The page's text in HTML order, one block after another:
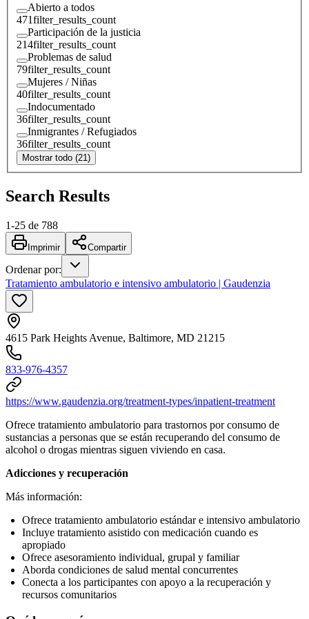
Abierto a todos
471filter_results_count
Participación de la justicia
214filter_results_count
Problemas de salud
79filter_results_count
Mujeres / Niñas
40filter_results_count
Indocumentado
36filter_results_count
Inmigrantes / Refugiados
36filter_results_count
Mostrar todo (21)
Search Results
1-25 de 788
Imprimir Compartir
Ordenar por:
Tratamiento ambulatorio e intensivo ambulatorio | Gaudenzia
4615 Park Heights Avenue, Baltimore, MD 21215
833-976-4357
https://www.gaudenzia.org/treatment-types/inpatient-treatment
Ofrece tratamiento ambulatorio para trastornos por consumo de
sustancias a personas que se están recuperando del consumo de
alcohol o drogas mientras siguen viviendo en casa.
Adicciones y recuperación
Más información:
Ofrece tratamiento ambulatorio estándar e intensivo ambulatorio
Incluye tratamiento asistido con medicación cuando es
apropiado
Ofrece asesoramiento individual, grupal y familiar
Aborda condiciones de salud mental concurrentes
Conecta a los participantes con apoyo a la recuperación y
recursos comunitarios